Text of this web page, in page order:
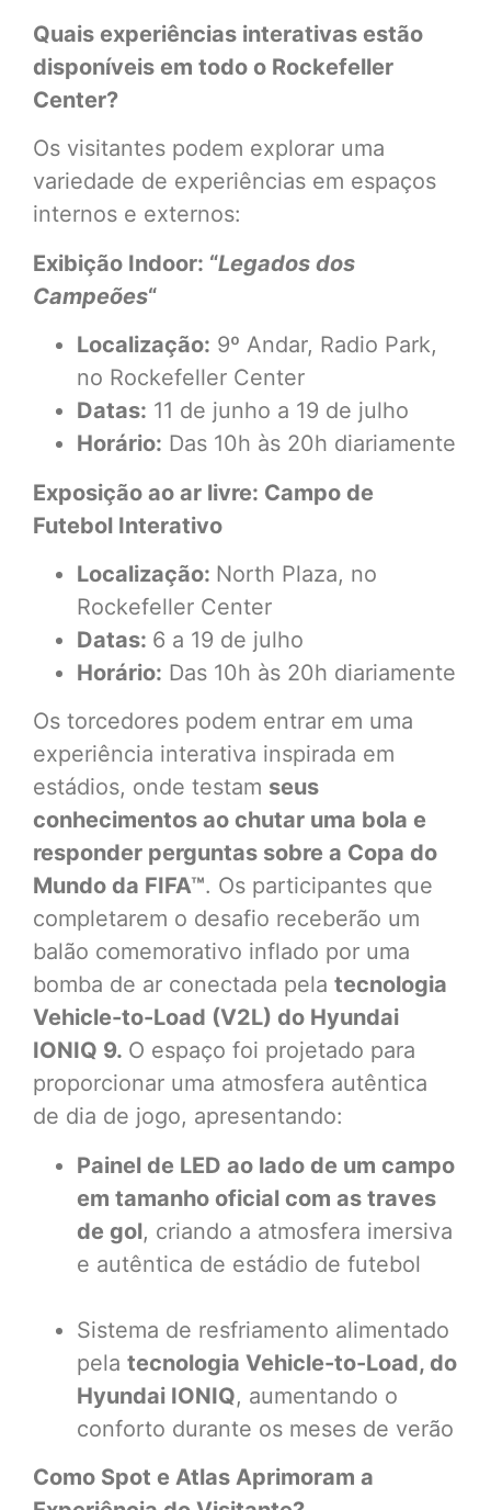
Quais experiências interativas estão
disponíveis em todo o Rockefeller
Center?
Os visitantes podem explorar uma
variedade de experiências em espaços
internos e externos:
Exibição Indoor: “Legados dos
Campeões“
Localização: 9º Andar, Radio Park,
no Rockefeller Center
Datas: 11 de junho a 19 de julho
Horário: Das 10h às 20h diariamente
Exposição ao ar livre: Campo de
Futebol Interativo
Localização: North Plaza, no
Rockefeller Center
Datas: 6 a 19 de julho
Horário: Das 10h às 20h diariamente
Os torcedores podem entrar em uma
experiência interativa inspirada em
estádios, onde testam seus
conhecimentos ao chutar uma bola e
responder perguntas sobre a Copa do
Mundo da FIFA™. Os participantes que
completarem o desafio receberão um
balão comemorativo inflado por uma
bomba de ar conectada pela tecnologia
Vehicle-to-Load (V2L) do Hyundai
IONIQ 9. O espaço foi projetado para
proporcionar uma atmosfera autêntica
de dia de jogo, apresentando:
Painel de LED ao lado de um campo
em tamanho oficial com as traves
de gol, criando a atmosfera imersiva
e autêntica de estádio de futebol
Sistema de resfriamento alimentado
pela tecnologia Vehicle-to-Load, do
Hyundai IONIQ, aumentando o
conforto durante os meses de verão
Como Spot e Atlas Aprimoram a